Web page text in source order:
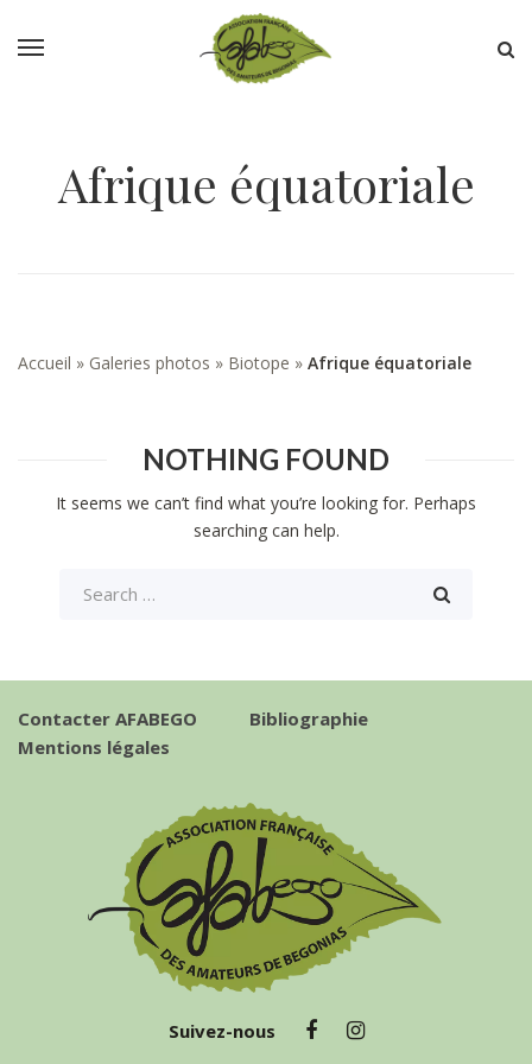
Afrique équatoriale
Accueil » Galeries photos » Biotope » Afrique équatoriale
NOTHING FOUND
It seems we can’t find what you’re looking for. Perhaps
searching can help.
Contacter AFABEGO
Bibliographie
Mentions légales
Suivez-nous